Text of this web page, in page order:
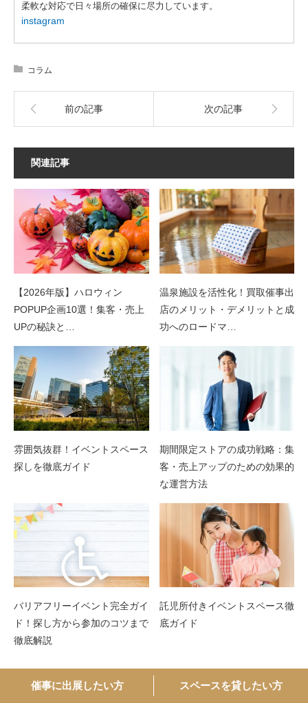
柔軟な対応で日々場所の確保に尽力しています。
instagram
コラム
前の記事 次の記事
関連記事
【2026年版】ハロウィン
POPUP企画10選！集客・売上
UPの秘訣と…
温泉施設を活性化！買取催事出
店のメリット・デメリットと成
功へのロードマ…
雰囲気抜群！イベントスペース
探しを徹底ガイド
期間限定ストアの成功戦略：集
客・売上アップのための効果的
な運営方法
バリアフリーイベント完全ガイ
ド！探し方から参加のコツまで
徹底解説
託児所付きイベントスペース徹
底ガイド
催事に出展したい方 スペースを貸したい方